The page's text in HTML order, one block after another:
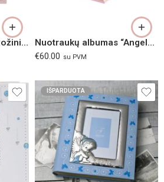
Nuotraukų albumas “Rožinis arkliukas” Nuotraukų albumas “Angelas žvaigždėse”, rožinis
€60.00 su PVM
IŠPARDUOTA